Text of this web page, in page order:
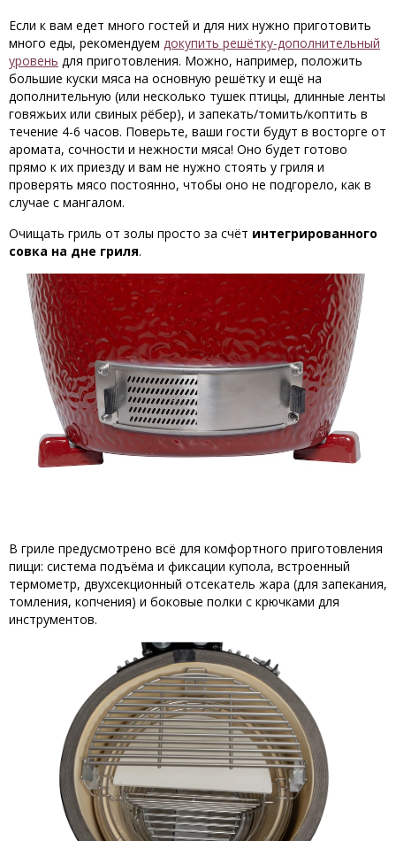
Если к вам едет много гостей и для них нужно приготовить
много еды, рекомендуем докупить решётку-дополнительный
уровень для приготовления. Можно, например, положить
большие куски мяса на основную решётку и ещё на
дополнительную (или несколько тушек птицы, длинные ленты
говяжьих или свиных рёбер), и запекать/томить/коптить в
течение 4-6 часов. Поверьте, ваши гости будут в восторге от
аромата, сочности и нежности мяса! Оно будет готово
прямо к их приезду и вам не нужно стоять у гриля и
проверять мясо постоянно, чтобы оно не подгорело, как в
случае с мангалом.
Очищать гриль от золы просто за счёт интегрированного
совка на дне гриля.
В гриле предусмотрено всё для комфортного приготовления
пищи: система подъёма и фиксации купола, встроенный
термометр, двухсекционный отсекатель жара (для запекания,
томления, копчения) и боковые полки с крючками для
инструментов.